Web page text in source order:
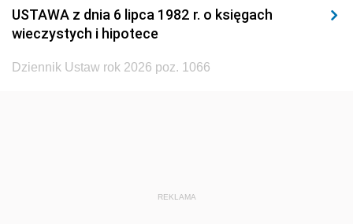
1929 1928 1927
USTAWA z dnia 6 lipca 1982 r. o księgach
wieczystych i hipotece
Dziennik Ustaw rok 2026 poz. 1066
REKLAMA